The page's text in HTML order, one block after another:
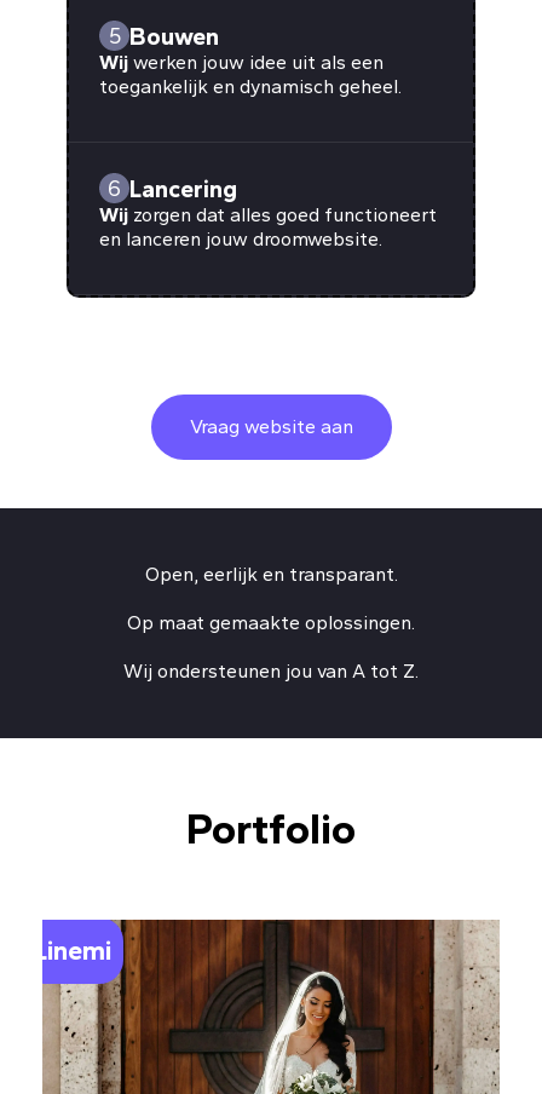
5 Bouwen
Wij werken jouw idee uit als een
toegankelijk en dynamisch geheel.
6 Lancering
Wij zorgen dat alles goed functioneert
en lanceren jouw droomwebsite.
Vraag website aan
Open, eerlijk en transparant.
Op maat gemaakte oplossingen.
Wij ondersteunen jou van A tot Z.
Portfolio
Linemi